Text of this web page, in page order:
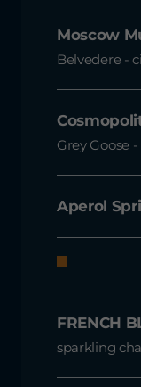
Moscow
Belvedere -
Grey Goose
Aperol
FRENCH
sparkling